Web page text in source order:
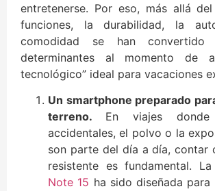
entretenerse. Por eso, más allá
funciones, la durabilidad, la
comodidad se han convertido
determinantes al momento de
tecnológico” ideal para vacaciones
Un smartphone preparado
terreno. En viajes
accidentales, el polvo o la
son parte del día a día, contar
resistente es fundamental. La
Note 15 ha sido diseñada para